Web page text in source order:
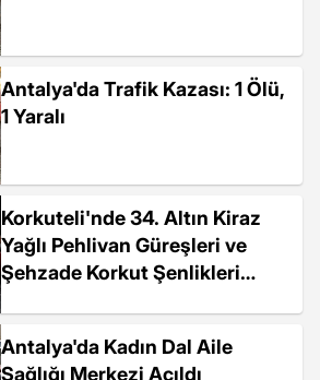
Antalya'da Trafik Kazası: 1 Ölü,
1 Yaralı
Korkuteli'nde 34. Altın Kiraz
Yağlı Pehlivan Güreşleri ve
Şehzade Korkut Şenlikleri
Antalya'da Kadın Dal Aile
Sağlığı Merkezi Açıldı